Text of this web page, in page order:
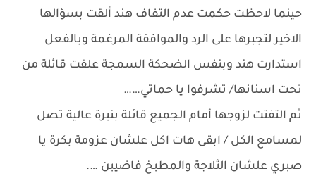
حينما لاحظت حكمت عدم التفاف هند ألقت بسؤالها
الاخير لتجبرها على الرد والموافقة المرغمة وبالفعل
استدارت هند وبنفس الضحكة السمجة علقت قائلة من
تحت اسنانها/ تشرفوا يا حماتي……
ثم التفتت لزوجها أمام الجميع قائلة بنبرة عالية تصل
لمسامع الكل / ابقى هات اكل علشان عزومة بكرة يا
صبري علشان الثلاجة والمطبخ فاضيبن ….